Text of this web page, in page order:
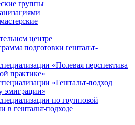
группы
центре
подготовки гештальт-
«Полевая перспектива
практике»
«Гештальт-подход
эмиграции»
по групповой
в гештальт-подходе